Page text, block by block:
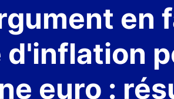
en
d'inflation
euro :